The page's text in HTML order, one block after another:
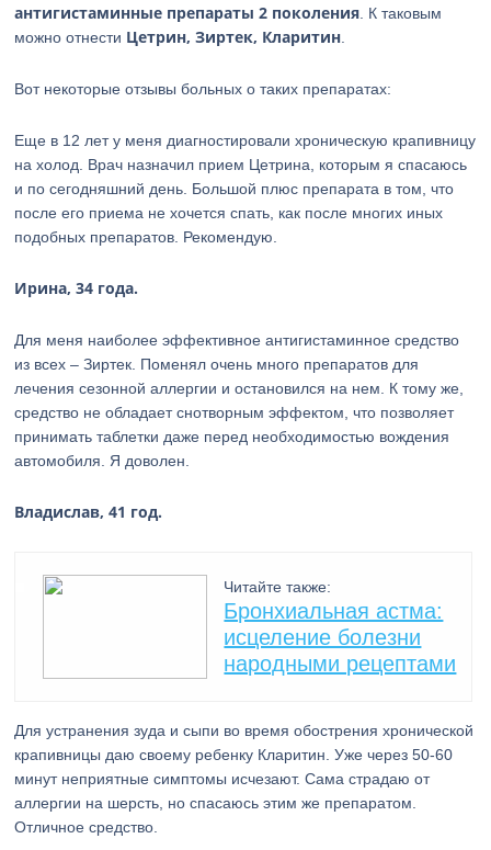
антигистаминные препараты 2 поколения . К таковым
можно отнести Цетрин, Зиртек, Кларитин
Вот некоторые отзывы больных о таких препаратах:
Еще в 12 лет у меня диагностировали хроническую крапивницу
на холод. Врач назначил прием Цетрина, которым я спасаюсь
и по сегодняшний день. Большой плюс препарата в том, что
после его приема не хочется спать, как после многих иных
подобных препаратов. Рекомендую.
Ирина, 34 года.
Для меня наиболее эффективное антигистаминное средство
из всех – Зиртек. Поменял очень много препаратов для
лечения сезонной аллергии и остановился на нем. К тому же,
средство не обладает снотворным эффектом, что позволяет
принимать таблетки даже перед необходимостью вождения
автомобиля. Я доволен.
Владислав, 41 год.
Читайте также:
Бронхиальная астма:
исцеление болезни
народными рецептами
Для устранения зуда и сыпи во время обострения хронической
крапивницы даю своему ребенку Кларитин. Уже через 50-60
минут неприятные симптомы исчезают. Сама страдаю от
аллергии на шерсть, но спасаюсь этим же препаратом.
Отличное средство.